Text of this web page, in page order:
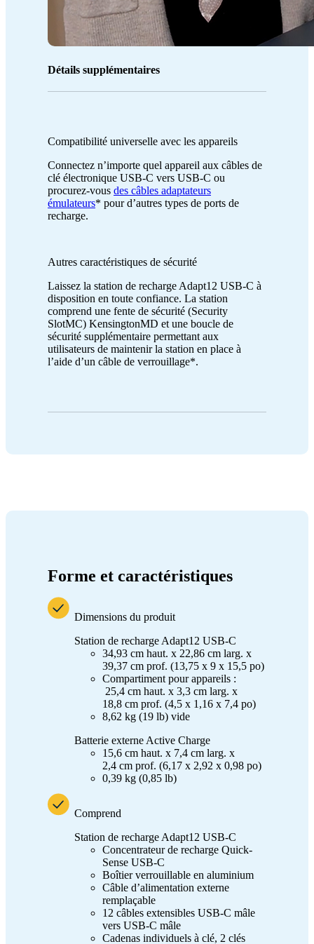
Détails supplémentaires
Compatibilité universelle avec les appareils
Connectez n’importe quel appareil aux câbles de
clé électronique USB-C vers USB-C ou
procurez-vous des câbles adaptateurs
émulateurs* pour d’autres types de ports de
recharge.
Autres caractéristiques de sécurité
Laissez la station de recharge Adapt12 USB-C à
disposition en toute confiance. La station
comprend une fente de sécurité (Security
SlotMC) KensingtonMD et une boucle de
sécurité supplémentaire permettant aux
utilisateurs de maintenir la station en place à
l’aide d’un câble de verrouillage*.
Forme et caractéristiques
Dimensions du produit
Station de recharge Adapt12 USB-C
34,93 cm haut. x 22,86 cm larg. x
39,37 cm prof. (13,75 x 9 x 15,5 po)
Compartiment pour appareils :
25,4 cm haut. x 3,3 cm larg. x
18,8 cm prof. (4,5 x 1,16 x 7,4 po)
8,62 kg (19 lb) vide
Batterie externe Active Charge
15,6 cm haut. x 7,4 cm larg. x
2,4 cm prof. (6,17 x 2,92 x 0,98 po)
0,39 kg (0,85 lb)
Comprend
Station de recharge Adapt12 USB-C
Concentrateur de recharge Quick-
Sense USB-C
Boîtier verrouillable en aluminium
Câble d’alimentation externe
remplaçable
12 câbles extensibles USB-C mâle
vers USB-C mâle
Cadenas individuels à clé, 2 clés